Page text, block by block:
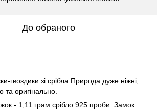
До обраного
гвоздики зі срібла Природа дуже ніжні,
та оригінально.
- 1,11 грам срібло 925 проби. Замок